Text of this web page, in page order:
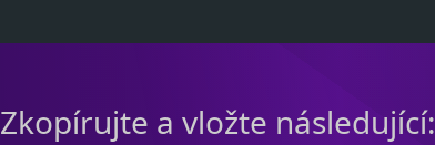
Zkopírujte a vložte následující: